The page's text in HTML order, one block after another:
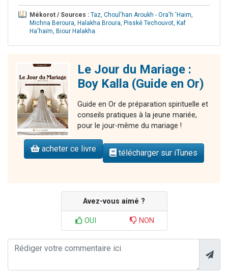
Mékorot / Sources : Taz, Choul'han Aroukh - Ora'h 'Haim,
Michna Beroura, Halakha Broura, Pisské Techouvot, Kaf
Ha'haïm, Biour Halakha.
Le Jour du Mariage :
Boy Kalla (Guide en Or)
Guide en Or de préparation spirituelle et
conseils pratiques à la jeune mariée,
pour le jour-même du mariage !
acheter ce livre télécharger sur iTunes
Avez-vous aimé ?
OUI NON